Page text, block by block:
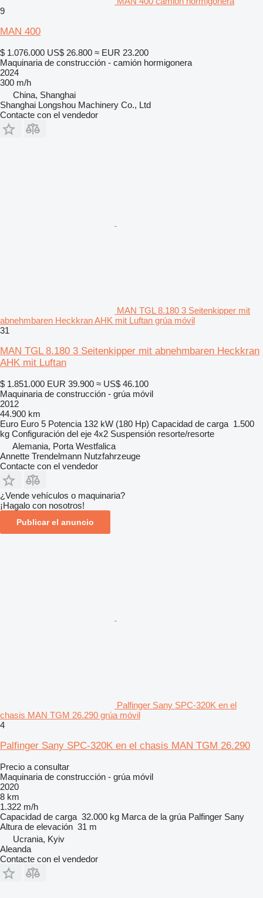
9
MAN 400
$ 1.076.000 US$ 26.800 ≈ EUR 23.200
Maquinaria de construcción - camión hormigonera
2024
300 m/h
China, Shanghai
Shanghai Longshou Machinery Co., Ltd
Contacte con el vendedor
MAN TGL 8.180 3 Seitenkipper mit
abnehmbaren Heckkran AHK mit Luftan grúa móvil
31
MAN TGL 8.180 3 Seitenkipper mit abnehmbaren Heckkran
AHK mit Luftan
$ 1.851.000 EUR 39.900 ≈ US$ 46.100
Maquinaria de construcción - grúa móvil
2012
44.900 km
Euro Euro 5 Potencia 132 kW (180 Hp) Capacidad de carga 1.500
kg Configuración del eje 4x2 Suspensión resorte/resorte
Alemania, Porta Westfalica
Annette Trendelmann Nutzfahrzeuge
Contacte con el vendedor
¿Vende vehículos o maquinaria?
¡Hagalo con nosotros!
Publicar el anuncio
Palfinger Sany SPC-320K en el
chasis MAN TGM 26.290 grúa móvil
4
Palfinger Sany SPC-320K en el chasis MAN TGM 26.290
Precio a consultar
Maquinaria de construcción - grúa móvil
2020
8 km
1.322 m/h
Capacidad de carga 32.000 kg Marca de la grúa Palfinger Sany
Altura de elevación 31 m
Ucrania, Kyiv
Aleanda
Contacte con el vendedor